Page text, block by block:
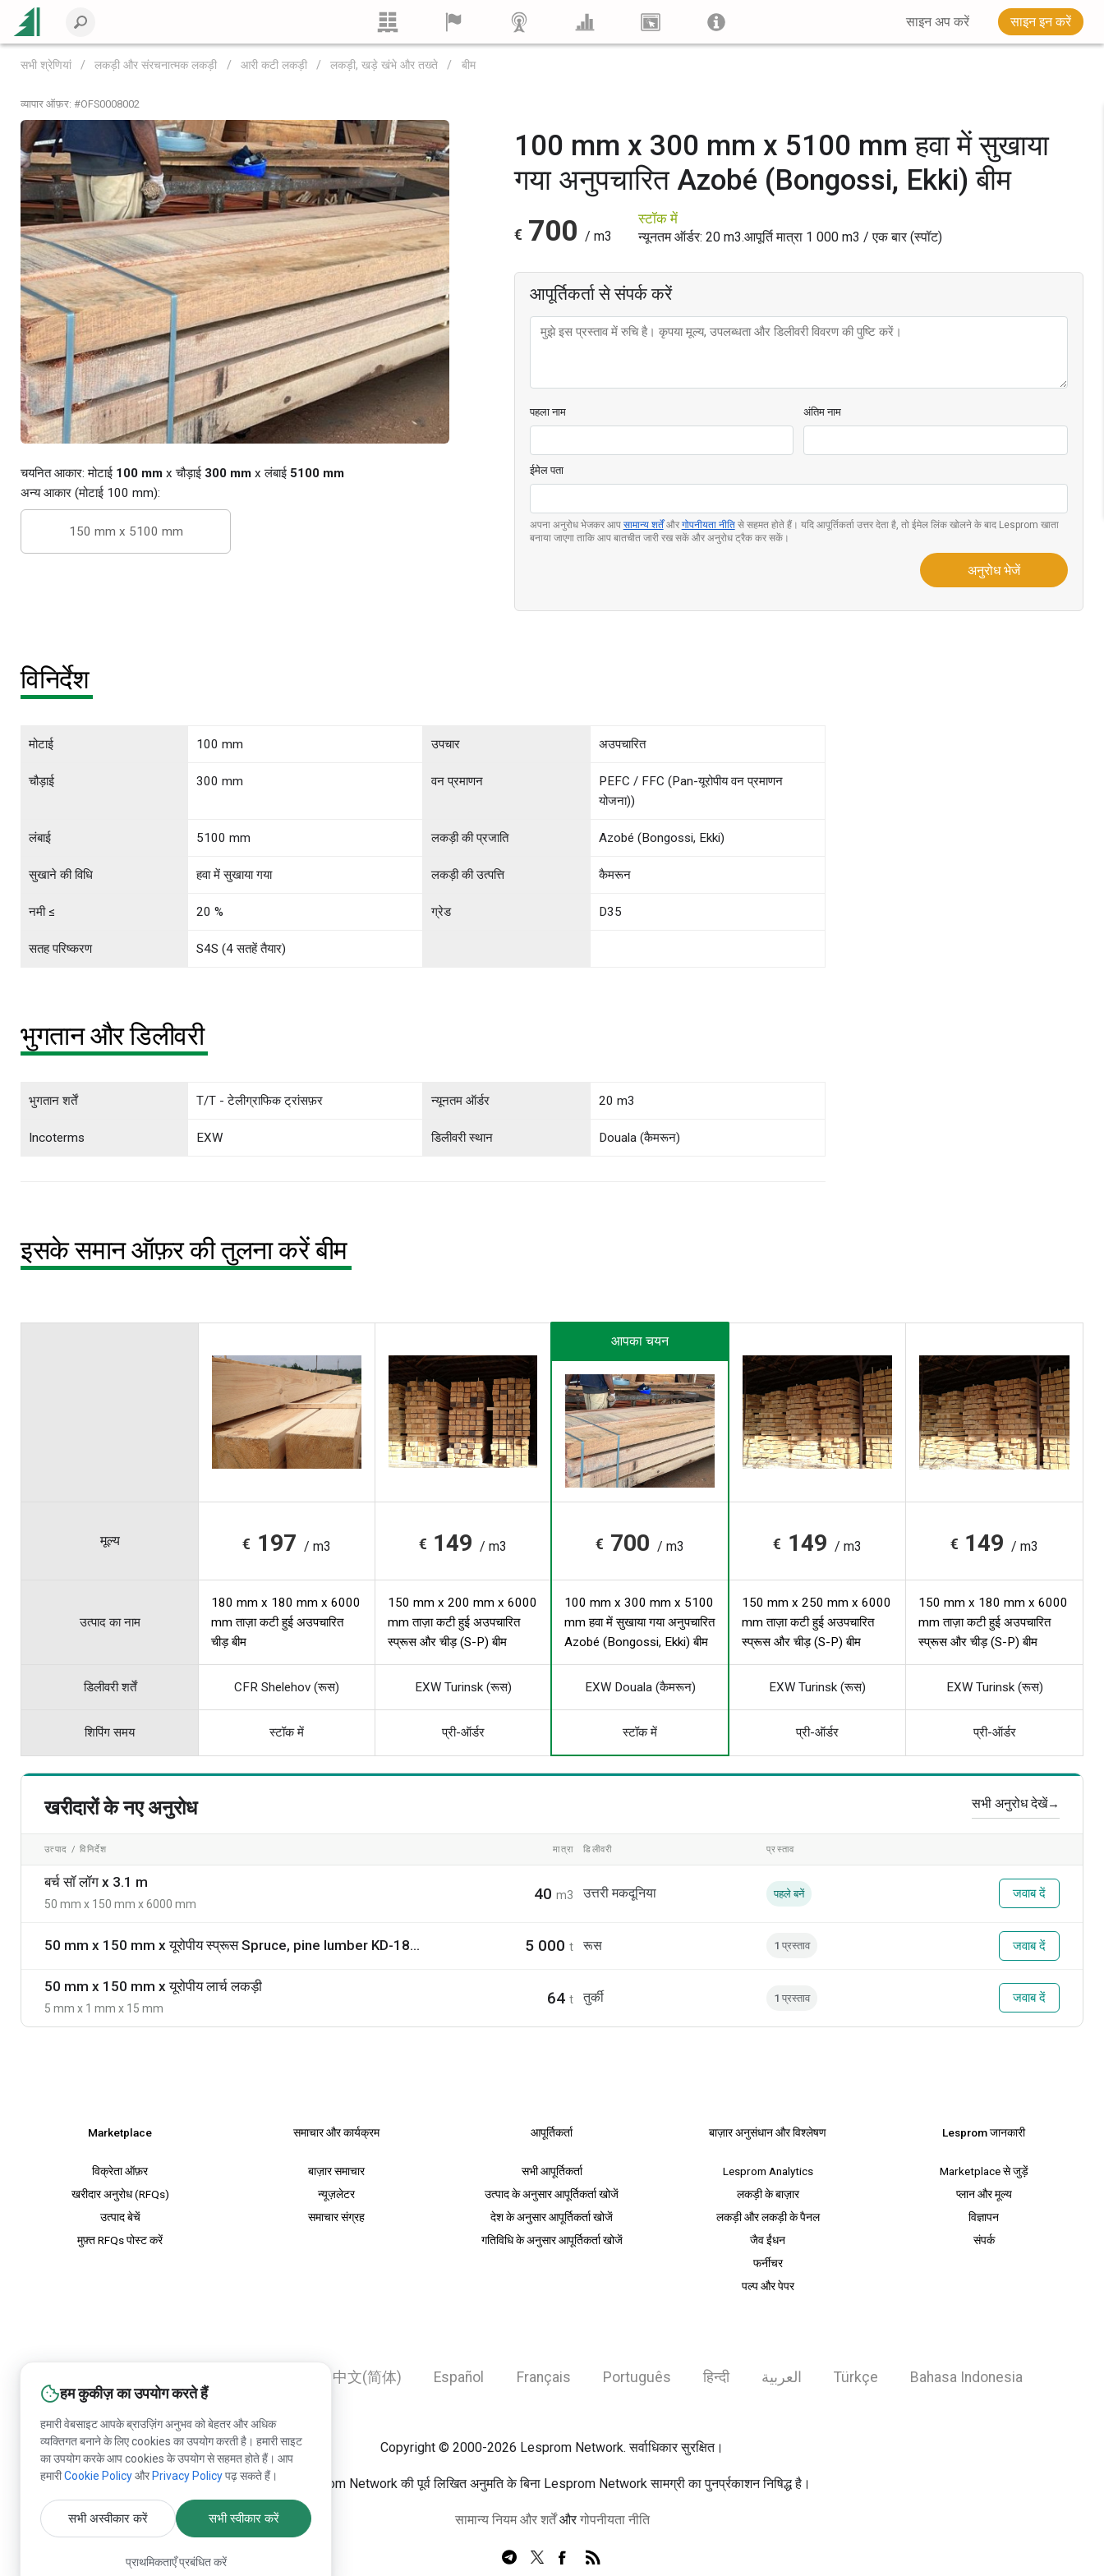
साइन अप करें साइन इन करें
सभी श्रेणियां लकड़ी और संरचनात्मक लकड़ी आरी कटी लकड़ी लकड़ी, खड़े खंभे और तख्ते बीम
व्यापार ऑफ़र: #OFS0008002
चयनित आकार: मोटाई 100 mm x चौड़ाई 300 mm x लंबाई 5100 mm
अन्य आकार (मोटाई 100 mm):
150 mm x 5100 mm
100 mm x 300 mm x 5100 mm हवा में सुखाया
गया अनुपचारित Azobé (Bongossi, Ekki) बीम
€ 700 / m3
स्टॉक में
न्यूनतम ऑर्डर: 20 m3.आपूर्ति मात्रा 1 000m3 / एक बार (स्पॉट)
आपूर्तिकर्ता से संपर्क करें
पहला नाम अंतिम नाम
ईमेल पता
अपना अनुरोध भेजकर आप सामान्य शर्तेंऔर गोपनीयता नीतिसे सहमत होते हैं। यदि आपूर्तिकर्ता उत्तर देता है, तो ईमेल लिंक खोलने के बाद Lesprom खाता
बनाया जाएगा ताकि आप बातचीत जारी रख सकें और अनुरोध ट्रैक कर सकें।
अनुरोध भेजें
विनिर्देश
मोटाई 100 mm उपचार अउपचारित
चौड़ाई 300 mm वन प्रमाणन
PEFC / FFC (Pan-यूरोपीय वन प्रमाणन
योजना))
लंबाई 5100 mm लकड़ी की प्रजाति Azobé (Bongossi, Ekki)
सुखाने की विधि हवा में सुखाया गया लकड़ी की उत्पत्ति कैमरून
नमी ≤ 20 % ग्रेड D35
सतह परिष्करण S4S (4 सतहें तैयार)
भुगतान और डिलीवरी
भुगतान शर्तें T/T - टेलीग्राफिक ट्रांसफ़र
Incoterms EXW
न्यूनतम ऑर्डर 20 m3
डिलीवरी स्थान Douala (कैमरून)
इसके समान ऑफ़र की तुलना करें बीम
आपका चयन
मूल्य € 197 / m3 € 149 / m3 € 700 / m3 € 149 / m3 € 149 / m3
उत्पाद का नाम
180 mm x 180 mm x 6000
mm ताज़ा कटी हुई अउपचारित
चीड़ बीम
150 mm x 200 mm x 6000
mm ताज़ा कटी हुई अउपचारित
स्प्रूस और चीड़ (S-P) बीम
100 mm x 300 mm x 5100
mm हवा में सुखाया गया अनुपचारित
Azobé (Bongossi, Ekki) बीम
150 mm x 250 mm x 6000
mm ताज़ा कटी हुई अउपचारित
स्प्रूस और चीड़ (S-P) बीम
150 mm x 180 mm x 6000
mm ताज़ा कटी हुई अउपचारित
स्प्रूस और चीड़ (S-P) बीम
डिलीवरी शर्तें CFR Shelehov (रूस) EXW Turinsk (रूस) EXW Douala (कैमरून) EXW Turinsk (रूस) EXW Turinsk (रूस)
शिपिंग समय स्टॉक में प्री-ऑर्डर स्टॉक में प्री-ऑर्डर प्री-ऑर्डर
खरीदारों के नए अनुरोध सभी अनुरोध देखें→
उत्पाद / विनिर्देश मात्रा डिलीवरी प्रस्ताव
बर्च सॉ लॉग x 3.1 m
50 mm x 150 mm x 6000 mm
40m3 उत्तरी मकदूनिया पहले बनें जवाब दें
50 mm x 150 mm x यूरोपीय स्प्रूस Spruce, pine lumber KD-18% +-2 5 000t रूस 1 प्रस्ताव जवाब दें
50 mm x 150 mm x यूरोपीय लार्च लकड़ी
5 mm x 1 mm x 15 mm
64t तुर्की 1 प्रस्ताव जवाब दें
हम कुकीज़ का उपयोग करते हैं
हमारी वेबसाइट आपके ब्राउज़िंग अनुभव को बेहतर और अधिक
व्यक्तिगत बनाने के लिए cookies का उपयोग करती है। हमारी साइट
का उपयोग करके आप cookies के उपयोग से सहमत होते हैं। आप
हमारीCookie Policyऔर Privacy Policyपढ़ सकते हैं।
सभी अस्वीकार करें सभी स्वीकार करें
प्राथमिकताएँ प्रबंधित करें
Marketplace
विक्रेता ऑफ़र
खरीदार अनुरोध (RFQs)
उत्पाद बेचें
मुफ़्त RFQs पोस्ट करें
समाचार और कार्यक्रम
बाज़ार समाचार
न्यूज़लेटर
समाचार संग्रह
आपूर्तिकर्ता
सभी आपूर्तिकर्ता
उत्पाद के अनुसार आपूर्तिकर्ता खोजें
देश के अनुसार आपूर्तिकर्ता खोजें
गतिविधि के अनुसार आपूर्तिकर्ता खोजें
बाज़ार अनुसंधान और विश्लेषण
Lesprom Analytics
लकड़ी के बाज़ार
लकड़ी और लकड़ी के पैनल
जैव ईंधन
फर्नीचर
पल्प और पेपर
Lesprom जानकारी
Marketplace से जुड़ें
प्लान और मूल्य
विज्ञापन
संपर्क
中文(简体) Español Français Português हिन्दी العربية Türkçe Bahasa Indonesia
Copyright © 2000-2026 Lesprom Network. सर्वाधिकार सुरक्षित।
Lesprom Network की पूर्व लिखित अनुमति के बिना Lesprom Network सामग्री का पुनर्प्रकाशन निषिद्ध है।
सामान्य नियम और शर्तेंऔर गोपनीयता नीति